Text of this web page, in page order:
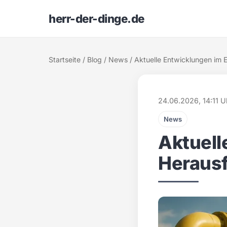
herr-der-dinge.de
Startseite / Blog / News / Aktuelle Entwicklungen im
24.06.2026, 14:11
News